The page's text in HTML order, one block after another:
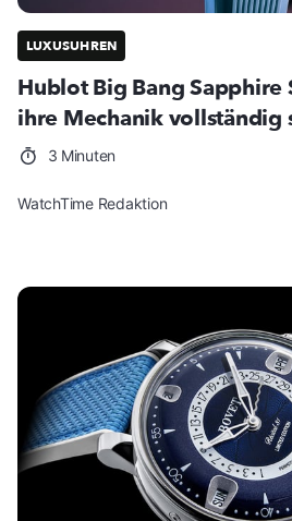
LUXUSUHREN
Hublot Big Bang Sapphire
ihre Mechanik vollständig
3 Minuten
WatchTime Redaktion